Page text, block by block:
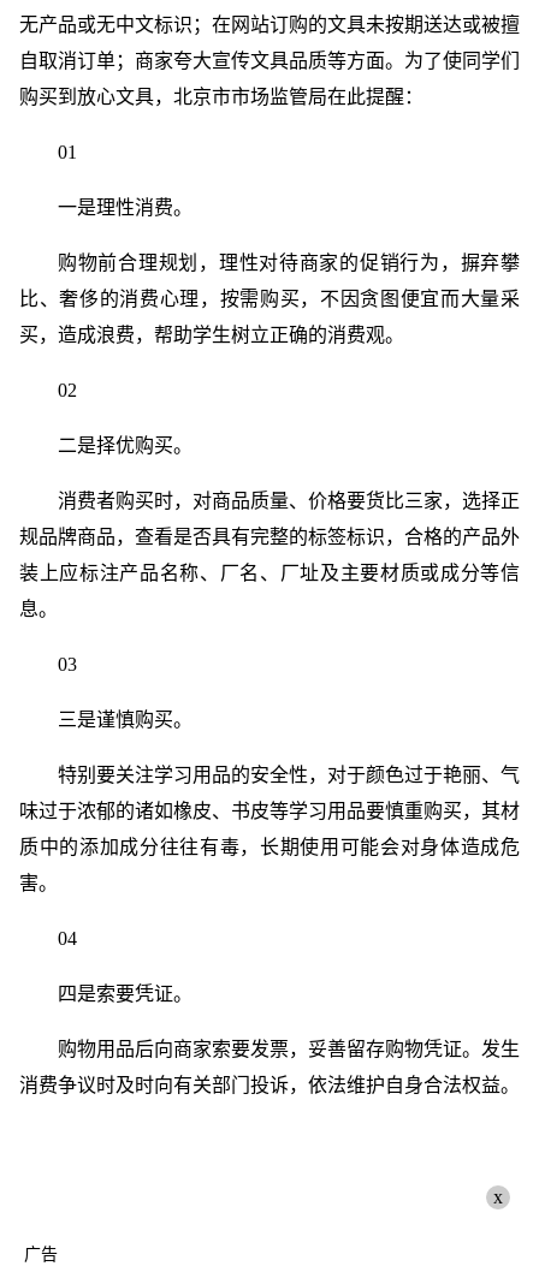
无产品或无中文标识；在网站订购的文具未按期送达或被擅
自取消订单；商家夸大宣传文具品质等方面。为了使同学们
购买到放心文具，北京市市场监管局在此提醒：
01
一是理性消费。
购物前合理规划，理性对待商家的促销行为，摒弃攀
比、奢侈的消费心理，按需购买，不因贪图便宜而大量采
买，造成浪费，帮助学生树立正确的消费观。
02
二是择优购买。
消费者购买时，对商品质量、价格要货比三家，选择正
规品牌商品，查看是否具有完整的标签标识，合格的产品外
装上应标注产品名称、厂名、厂址及主要材质或成分等信
息。
03
三是谨慎购买。
特别要关注学习用品的安全性，对于颜色过于艳丽、气
味过于浓郁的诸如橡皮、书皮等学习用品要慎重购买，其材
质中的添加成分往往有毒，长期使用可能会对身体造成危
害。
04
四是索要凭证。
购物用品后向商家索要发票，妥善留存购物凭证。发生
消费争议时及时向有关部门投诉，依法维护自身合法权益。
x
广告